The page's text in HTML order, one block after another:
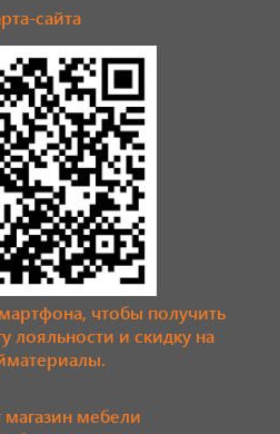
сайта
чтобы получить
лояльности и скидку на
магазин мебели